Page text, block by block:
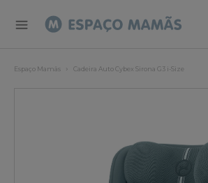
Espaço Mamãs Cadeira Auto Cybex Sirona G3 i-Size